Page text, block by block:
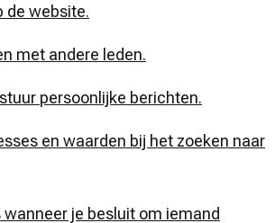
de website.
met andere leden.
persoonlijke berichten.
en waarden bij het zoeken naar
je besluit om iemand